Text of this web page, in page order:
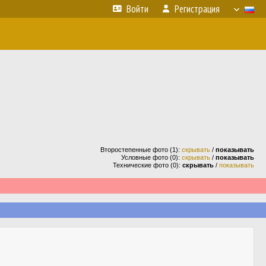
Войти Регистрация
Второстепенные фото (1): скрывать / показывать
Условные фото (0): скрывать / показывать
Технические фото (0): скрывать / показывать